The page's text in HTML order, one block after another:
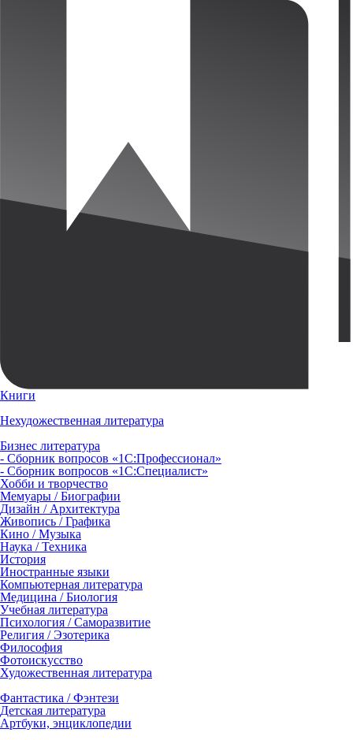
Книги
Нехудожественная литература
Бизнес литература
- Сборник вопросов «1С:Профессионал»
- Сборник вопросов «1С:Специалист»
Хобби и творчество
Мемуары / Биографии
Дизайн / Архитектура
Живопись / Графика
Кино / Музыка
Наука / Техника
История
Иностранные языки
Компьютерная литература
Медицина / Биология
Учебная литература
Психология / Саморазвитие
Религия / Эзотерика
Философия
Фотоискусство
Художественная литература
Фантастика / Фэнтези
Детская литература
Артбуки, энциклопедии